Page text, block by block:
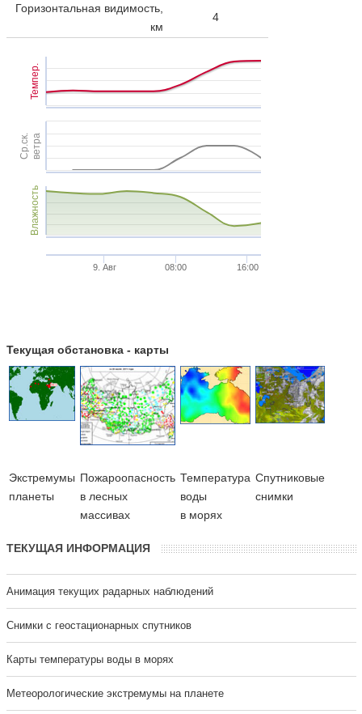
Горизонтальная видимость,
км
4
Темпер.
Ср.ск.ветра
Влажность
9. Авг 08:00 16:00
Текущая обстановка - карты
Экстремумы
планеты
Пожароопасность
в лесных
массивах
Температура
воды
в морях
Cпутниковые
снимки
ТЕКУЩАЯ ИНФОРМАЦИЯ
Анимация текущих радарных наблюдений
Cнимки с геостационарных спутников
Карты температуры воды в морях
Метеорологические экстремумы на планете